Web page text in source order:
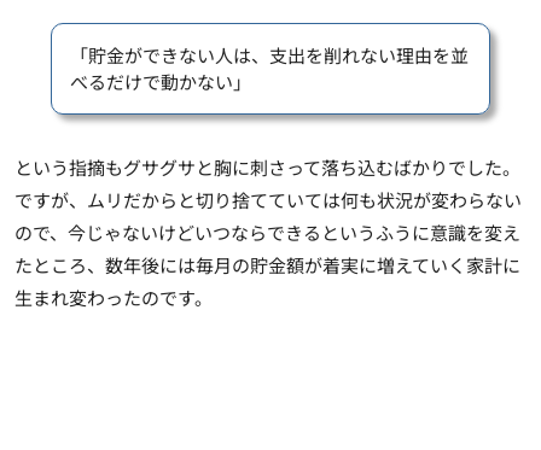
「貯金ができない人は、支出を削れない理由を並
べるだけで動かない」
という指摘もグサグサと胸に刺さって落ち込むばかりでした。
ですが、ムリだからと切り捨てていては何も状況が変わらない
ので、 今じゃないけどいつならできるというふうに意識を変え
たところ、数年後には毎月の貯金額が着実に増えていく家計に
生まれ変わったのです。